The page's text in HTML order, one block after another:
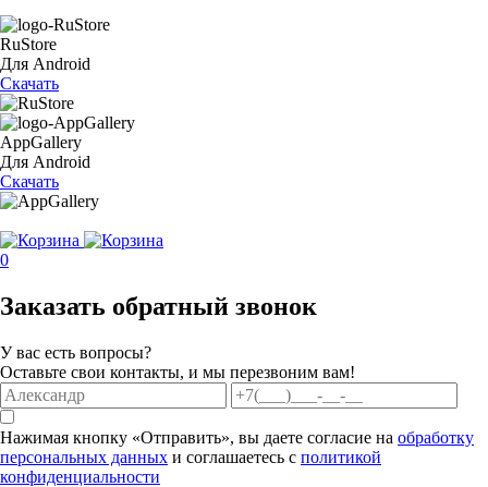
RuStore
Для Android
Скачать
AppGallery
Для Android
Скачать
0
Заказать обратный звонок
У вас есть вопросы?
Оставьте свои контакты, и мы перезвоним вам!
Нажимая кнопку «Отправить», вы даете согласие на обработку
персональных данных и соглашаетесь с политикой
конфиденциальности